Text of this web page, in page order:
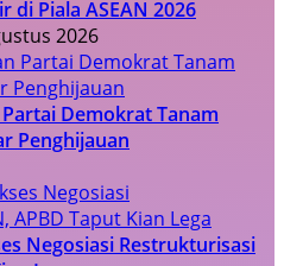
di Piala ASEAN 2026
2026
Demokrat Tanam
Penghijauan
Negosiasi Restrukturisasi